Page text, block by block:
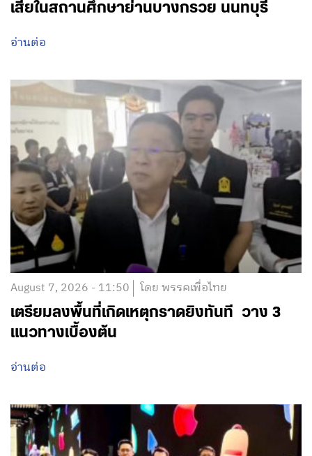
เสียในสถานศึกษาย่านบางกรวย นนทบุรี
อ่านต่อ
August 7, 2026 - 11:50 โดย พรรคเพื่อไทย
เตรียมลงพื้นที่เกิดเหตุกราดยิงทันที วาง 3
แนวทางเบื้องต้น
อ่านต่อ